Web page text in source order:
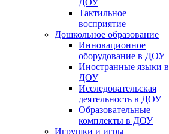
ДОУ
Тактильное
восприятие
Дошкольное образование
Инновационное
оборудование в ДОУ
Иностранные языки в
ДОУ
Исследовательская
деятельность в ДОУ
Образовательные
комплекты в ДОУ
Игрушки и игры